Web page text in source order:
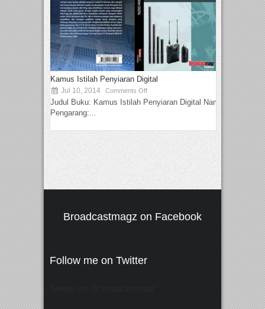
Kamus Istilah Penyiaran Digital
Jul 10, 2014 Comments Off
Judul Buku: Kamus Istilah Penyiaran Digital Nama
Pengarang:...
Broadcastmagz on Facebook
Follow me on Twitter